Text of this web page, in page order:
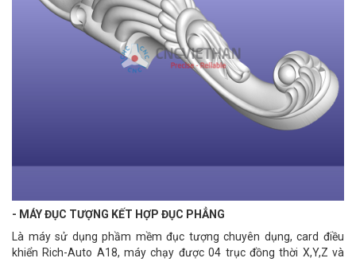
- MÁY ĐỤC TƯỢNG KẾT HỢP ĐỤC PHẲNG
Là máy sử dụng phầm mềm đục tượng chuyên dụng, card điều
khiển Rich-Auto A18, máy chạy được 04 trục đồng thời X,Y,Z và